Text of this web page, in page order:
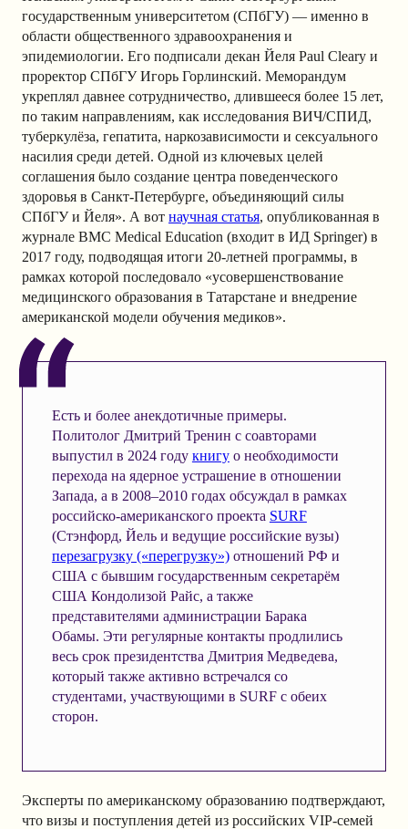
государственным университетом (СПбГУ) — именно в
области общественного здравоохранения и
эпидемиологии. Его подписали декан Йеля Paul Cleary и
проректор СПбГУ Игорь Горлинский. Меморандум
укреплял давнее сотрудничество, длившееся более 15 лет,
по таким направлениям, как исследования ВИЧ/СПИД,
туберкулёза, гепатита, наркозависимости и сексуального
насилия среди детей. Одной из ключевых целей
соглашения было создание центра поведенческого
здоровья в Санкт-Петербурге, объединяющий силы
СПбГУ и Йеля». А вот научная статья, опубликованная в
журнале BMC Medical Education (входит в ИД Springer) в
2017 году, подводящая итоги 20-летней программы, в
рамках которой последовало «усовершенствование
медицинского образования в Татарстане и внедрение
американской модели обучения медиков».
Есть и более анекдотичные примеры.
Политолог Дмитрий Тренин с соавторами
выпустил в 2024 году книгуо необходимости
перехода на ядерное устрашение в отношении
Запада, а в 2008–2010 годах обсуждал в рамках
российско-американского проекта SURF
(Стэнфорд, Йель и ведущие российские вузы)
перезагрузку («перегрузку»)отношений РФ и
США с бывшим государственным секретарём
США Кондолизой Райс, а также
представителями администрации Барака
Обамы. Эти регулярные контакты продлились
весь срок президентства Дмитрия Медведева,
который также активно встречался со
студентами, участвующими в SURF с обеих
сторон.
Эксперты по американскому образованию подтверждают,
что визы и поступления детей из российских VIP-семей